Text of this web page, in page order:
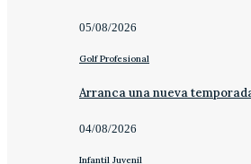
05/08/2026
Golf Profesional
Arranca una nueva
04/08/2026
Infantil Juvenil